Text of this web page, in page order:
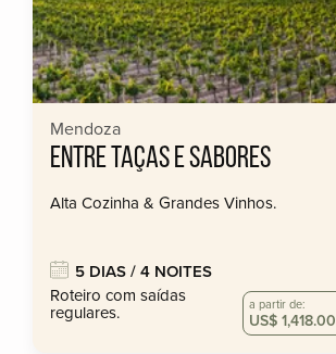
Mendoza
ENTRE TAÇAS E SABORES
Alta Cozinha & Grandes Vinhos.
5 DIAS / 4 NOITES
Roteiro com saídas
regulares. a partir de:
US$ 1,418.00